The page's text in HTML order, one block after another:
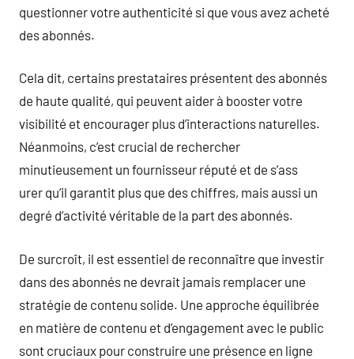
questionner votre authenticité si que vous avez acheté
des abonnés.
Cela dit, certains prestataires présentent des abonnés
de haute qualité, qui peuvent aider à booster votre
visibilité et encourager plus d’interactions naturelles.
Néanmoins, c’est crucial de rechercher
minutieusement un fournisseur réputé et de s’ass
urer qu’il garantit plus que des chiffres, mais aussi un
degré d’activité véritable de la part des abonnés.
De surcroît, il est essentiel de reconnaître que investir
dans des abonnés ne devrait jamais remplacer une
stratégie de contenu solide. Une approche équilibrée
en matière de contenu et d’engagement avec le public
sont cruciaux pour construire une présence en ligne